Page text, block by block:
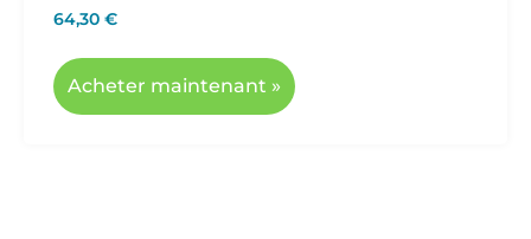
64,30 €
Acheter maintenant »